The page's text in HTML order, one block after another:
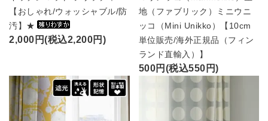
【おしゃれ/ウォッシャブル/防
汚】★
2,000円(税込2,200円)
地（ファブリック）ミニウニ
ッコ（Mini Unikko）【10cm
単位販売/海外正規品（フィン
ランド直輸入）】
500円(税込550円)